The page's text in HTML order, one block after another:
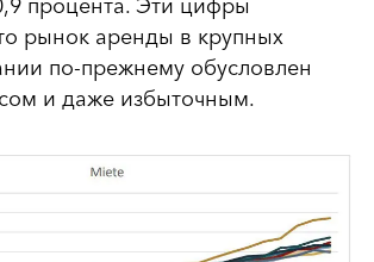
процента. Эти цифры
рынок аренды в крупных
по-прежнему обусловлен
и даже избыточным.